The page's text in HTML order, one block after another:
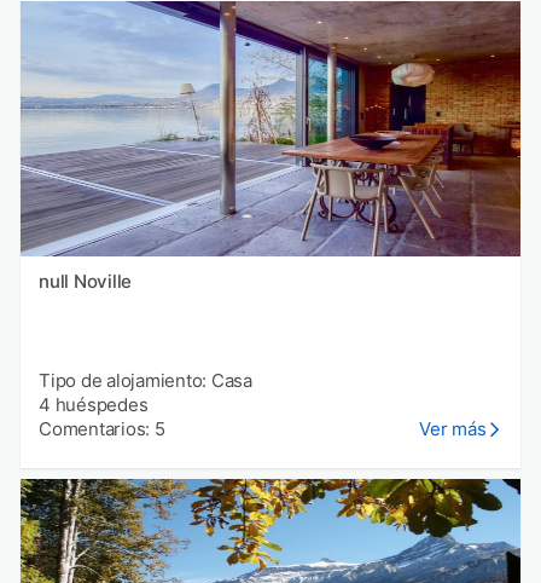
null Noville
Tipo de alojamiento: Casa
4 huéspedes
Comentarios: 5
Ver más